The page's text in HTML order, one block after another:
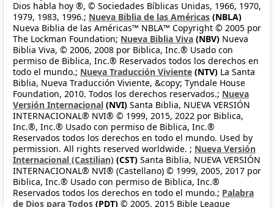
Dios habla hoy ®, © Sociedades Bíblicas Unidas, 1966, 1970,
1979, 1983, 1996.; Nueva Biblia de las Américas (NBLA)
Nueva Biblia de las Américas™ NBLA™ Copyright © 2005 por
The Lockman Foundation; Nueva Biblia Viva (NBV) Nueva
Biblia Viva, © 2006, 2008 por Biblica, Inc.® Usado con
permiso de Biblica, Inc.® Reservados todos los derechos en
todo el mundo.; Nueva Traducción Viviente (NTV) La Santa
Biblia, Nueva Traducción Viviente, &copy; Tyndale House
Foundation, 2010. Todos los derechos reservados.; Nueva
Versión Internacional (NVI) Santa Biblia, NUEVA VERSIÓN
INTERNACIONAL® NVI® © 1999, 2015, 2022 por Biblica,
Inc.®, Inc.® Usado con permiso de Biblica, Inc.®
Reservados todos los derechos en todo el mundo. Used by
permission. All rights reserved worldwide. ; Nueva Versión
Internacional (Castilian) (CST) Santa Biblia, NUEVA VERSIÓN
INTERNACIONAL® NVI® (Castellano) © 1999, 2005, 2017 por
Biblica, Inc.® Usado con permiso de Biblica, Inc.®
Reservados todos los derechos en todo el mundo.; Palabra
de Dios para Todos (PDT) © 2005, 2015 Bible League